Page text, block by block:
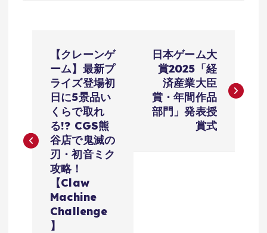
ビ
【クレーンゲ
ーム】最新プ
ライズ登場初
日に5景品い
くらで取れ
る!? CGS熊
谷店で鬼滅の
刃・初音ミク
攻略！
【Claw
Machine
Challenge
】
日本ゲーム大
賞2025「経
済産業大臣
賞・年間作品
部門」発表授
賞式